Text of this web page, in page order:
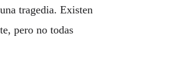
© 2026 Alertándote SAPI de CV
Privacidad•Términos
tragedia. Existen
pero no todas